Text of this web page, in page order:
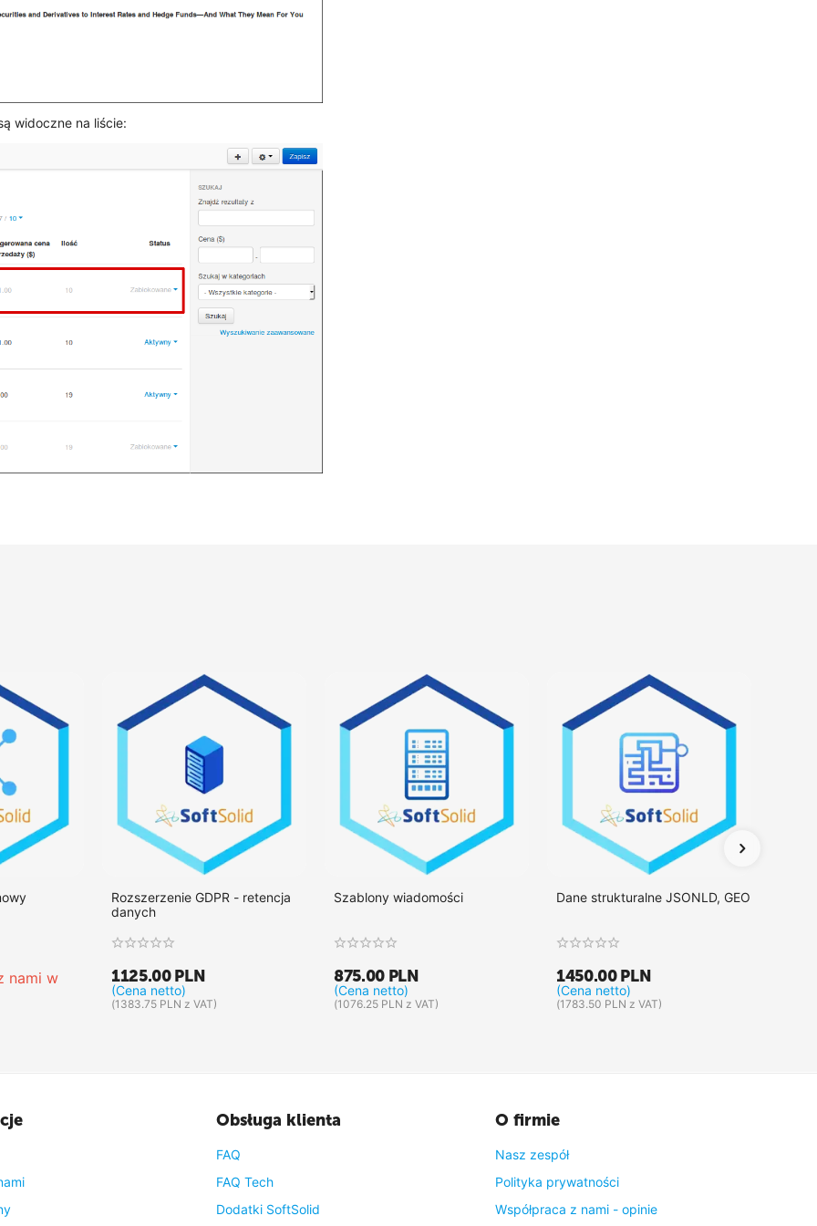
widoczne na liście:
nami w
Rozszerzenie GDPR - retencja
danych
1125.00 PLN
(Cena netto)
(1383.75 PLN z VAT)
Szablony wiadomości
875.00 PLN
(Cena netto)
(1076.25 PLN z VAT)
Dane strukturalne JSONLD, GEO
1450.00 PLN
(Cena netto)
(1783.50 PLN z VAT)
Obsługa klienta
FAQ
FAQ Tech
Dodatki SoftSolid
O firmie
Nasz zespół
Polityka prywatności
Współpraca z nami - opinie